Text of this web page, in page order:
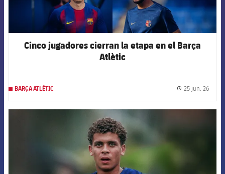
Cinco jugadores cierran la etapa en el Barça
Atlètic
BARÇA ATLÈTIC 25 jun. 26